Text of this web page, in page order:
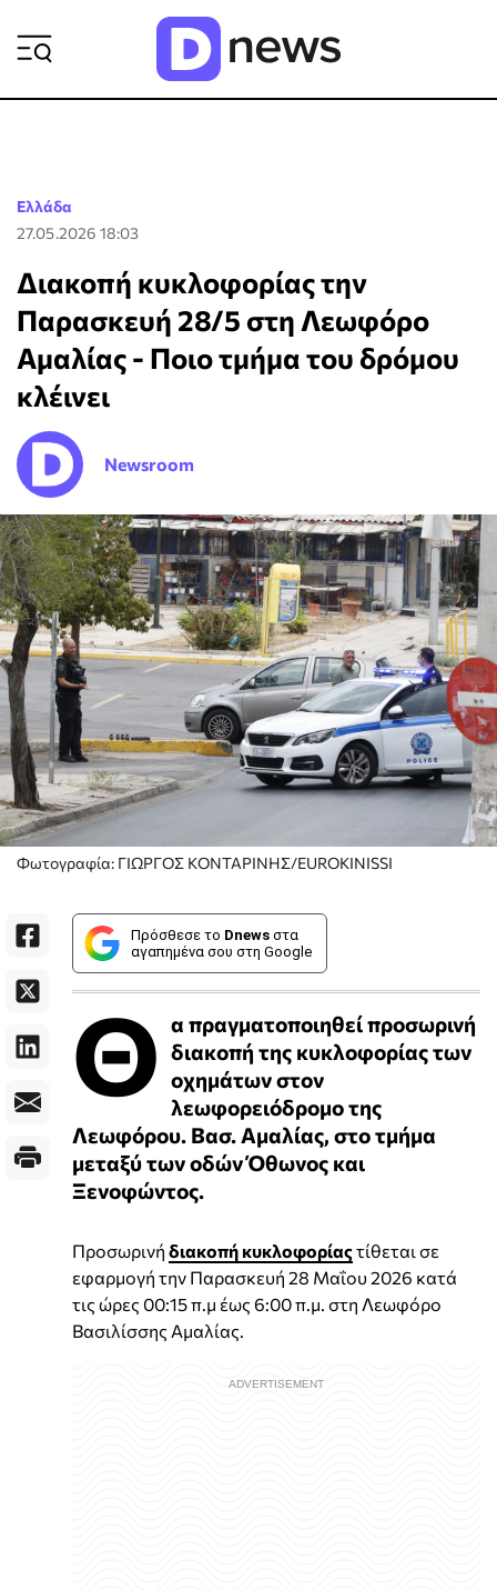
Ελλάδα
27.05.2026 18:03
Διακοπή κυκλοφορίας την
Παρασκευή 28/5 στη Λεωφόρο
Αμαλίας - Ποιο τμήμα του δρόμου
κλέινει
Newsroom
Φωτογραφία: ΓΙΩΡΓΟΣ ΚΟΝΤΑΡΙΝΗΣ/EUROKINISSI
Πρόσθεσε το Dnews στα
αγαπημένα σου στη Google
Θ α πραγματοποιηθεί προσωρινή
διακοπή της κυκλοφορίας των
οχημάτων στον
λεωφορειόδρομο της
Λεωφόρου. Βασ. Αμαλίας, στο τμήμα
μεταξύ των οδών Όθωνος και
Ξενοφώντος.
Προσωρινή διακοπή κυκλοφορίαςτίθεται σε
εφαρμογή την Παρασκευή 28 Μαΐου 2026 κατά
τις ώρες 00:15 π.μ έως 6:00 π.μ. στη Λεωφόρο
Βασιλίσσης Αμαλίας.